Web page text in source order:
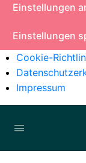
Einstellungen
Einstellungen
Cookie-
Impressum